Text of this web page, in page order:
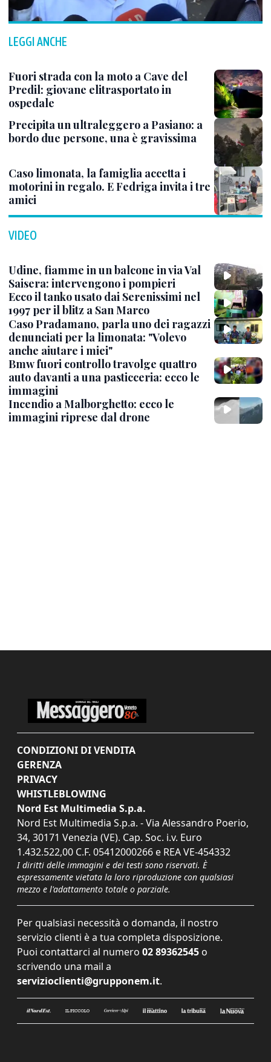
LEGGI ANCHE
Fuori strada con la moto a Cave del
Predil: giovane elitrasportato in
ospedale
Precipita un ultraleggero a Pasiano: a
bordo due persone, una è gravissima
Caso limonata, la famiglia accetta i
motorini in regalo. E Fedriga invita i tre
amici
VIDEO
Udine, fiamme in un balcone in via Val
Saisera: intervengono i pompieri
Ecco il tanko usato dai Serenissimi nel
1997 per il blitz a San Marco
Caso Pradamano, parla uno dei ragazzi
denunciati per la limonata: "Volevo
anche aiutare i miei"
Bmw fuori controllo travolge quattro
auto davanti a una pasticceria: ecco le
immagini
Incendio a Malborghetto: ecco le
immagini riprese dal drone
CONDIZIONI DI VENDITA
GERENZA
PRIVACY
WHISTLEBLOWING
Nord Est Multimedia S.p.a.
Nord Est Multimedia S.p.a. - Via Alessandro Poerio,
34, 30171 Venezia (VE). Cap. Soc. i.v. Euro
1.432.522,00 C.F. 05412000266 e REA VE-454332
I diritti delle immagini e dei testi sono riservati. È
espressamente vietata la loro riproduzione con qualsiasi
mezzo e l'adattamento totale o parziale.
Per qualsiasi necessità o domanda, il nostro
servizio clienti è a tua completa disposizione.
Puoi contattarci al numero 02 89362545 o
scrivendo una mail a
servizioclienti@grupponem.it.